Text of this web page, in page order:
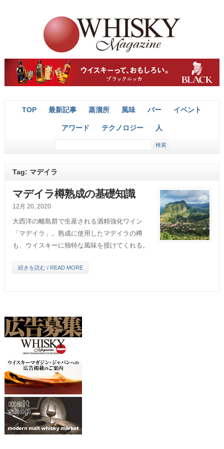
TOP 最新記事 蒸溜所 風味 バー イベント
アワード テクノロジー 人
Tag: マデイラ
マデイラ樽熟成の基礎知識
12月 20, 2020
大西洋の離島群で生産される酒精強化ワイン
「マデイラ」。熟成に使用したマデイラの樽
も、ウイスキーに独特な風味を授けてくれる。
続きを読む / READ MORE